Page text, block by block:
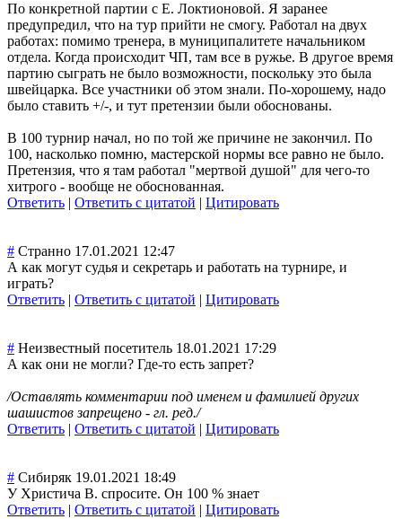
По конкретной партии с Е. Локтионовой. Я заранее
предупредил, что на тур прийти не смогу. Работал на двух
работах: помимо тренера, в муниципалитете начальником
отдела. Когда происходит ЧП, там все в ружье. В другое время
партию сыграть не было возможности, поскольку это была
швейцарка. Все участники об этом знали. По-хорошему, надо
было ставить +/-, и тут претензии были обоснованы.
В 100 турнир начал, но по той же причине не закончил. По
100, насколько помню, мастерской нормы все равно не было.
Претензия, что я там работал "мертвой душой" для чего-то
хитрого - вообще не обоснованная.
Ответить | Ответить с цитатой | Цитировать
# Странно 17.01.2021 12:47
А как могут судья и секретарь и работать на турнире, и
играть?
Ответить | Ответить с цитатой | Цитировать
# Неизвестный посетитель 18.01.2021 17:29
А как они не могли? Где-то есть запрет?
/Оставлять комментарии под именем и фамилией других
шашистов запрещено - гл. ред./
Ответить | Ответить с цитатой | Цитировать
# Сибиряк 19.01.2021 18:49
У Христича В. спросите. Он 100 % знает
Ответить | Ответить с цитатой | Цитировать